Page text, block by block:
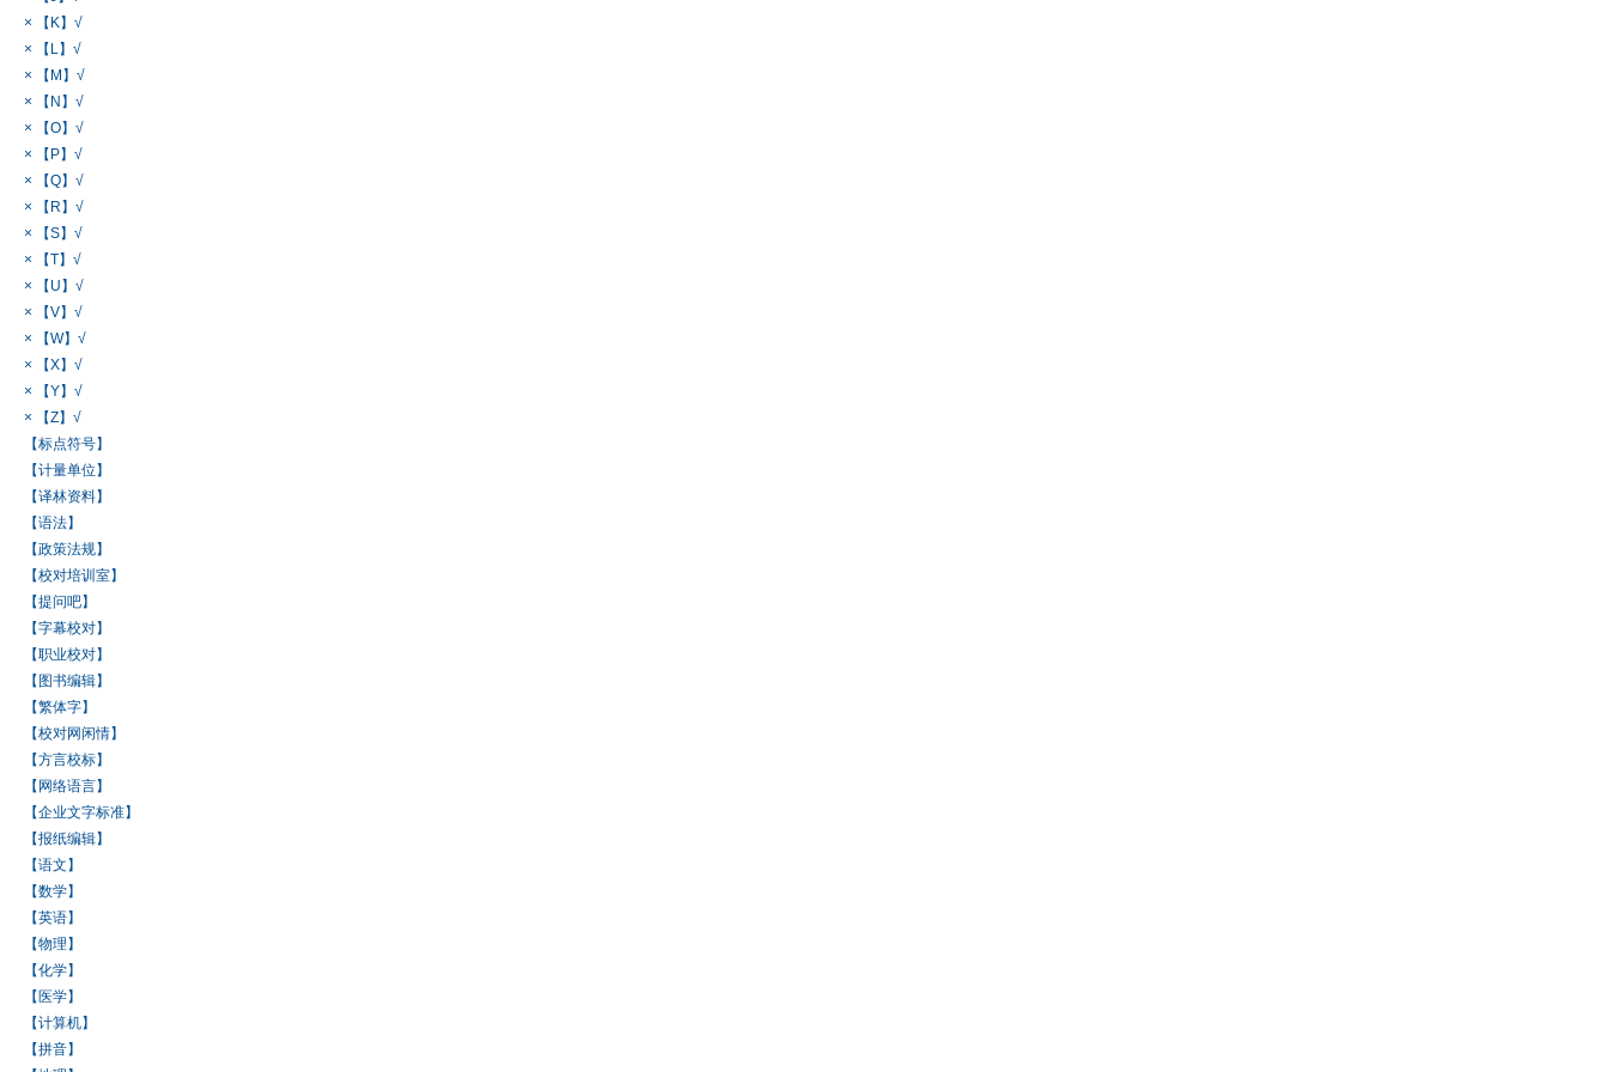
× 【K】√
× 【L】√
× 【M】√
× 【N】√
× 【O】√
× 【P】√
× 【Q】√
× 【R】√
× 【S】√
× 【T】√
× 【U】√
× 【V】√
× 【W】√
× 【X】√
× 【Y】√
× 【Z】√
【标点符号】
【计量单位】
【译林资料】
【语法】
【政策法规】
【校对培训室】
【提问吧】
【字幕校对】
【职业校对】
【图书编辑】
【繁体字】
【校对网闲情】
【方言校标】
【网络语言】
【企业文字标准】
【报纸编辑】
【语文】
【数学】
【英语】
【物理】
【化学】
【医学】
【计算机】
【拼音】